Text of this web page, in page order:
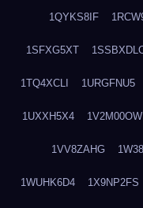
1QYKS8IF
1SFXG5XT
1TQ4XCLI 1URGFNU5
1UXXH5X4 1V2M00OW
1VV8ZAHG
1WUHK6D4 1X9NP2FS